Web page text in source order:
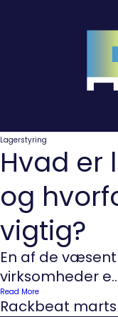
Lagerstyring
Hvad er
og
vigtig?
En af de
virksomheder
Read More
Rackbeat marts